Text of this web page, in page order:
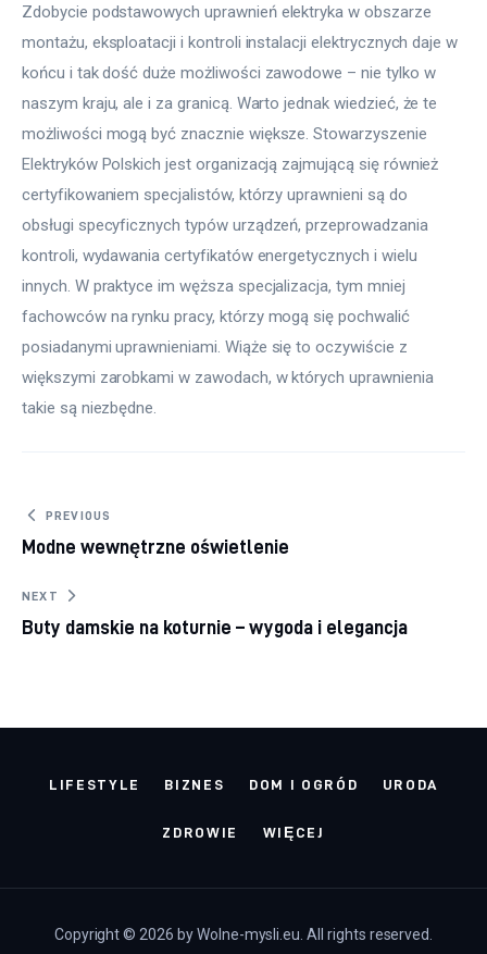
Zdobycie podstawowych uprawnień elektryka w obszarze
montażu, eksploatacji i kontroli instalacji elektrycznych daje w
końcu i tak dość duże możliwości zawodowe – nie tylko w
naszym kraju, ale i za granicą. Warto jednak wiedzieć, że te
możliwości mogą być znacznie większe. Stowarzyszenie
Elektryków Polskich jest organizacją zajmującą się również
certyfikowaniem specjalistów, którzy uprawnieni są do
obsługi specyficznych typów urządzeń, przeprowadzania
kontroli, wydawania certyfikatów energetycznych i wielu
innych. W praktyce im węższa specjalizacja, tym mniej
fachowców na rynku pracy, którzy mogą się pochwalić
posiadanymi uprawnieniami. Wiąże się to oczywiście z
większymi zarobkami w zawodach, w których uprawnienia
takie są niezbędne.
Nawigacja wpisu
PREVIOUS
Modne wewnętrzne oświetlenie
NEXT
Buty damskie na koturnie – wygoda i elegancja
LIFESTYLE BIZNES DOM I OGRÓD URODA
ZDROWIE WIĘCEJ
Copyright © 2026 by Wolne-mysli.eu. All rights reserved.